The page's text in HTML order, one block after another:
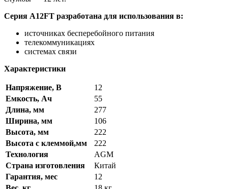
Серия A12FT разработана для использования в:
источниках бесперебойного питания
телекоммуникациях
системах связи
Характеристики
Напряжение, В
12
Емкость, Ач
55
Длина, мм
277
Ширина, мм
106
Высота, мм
222
Высота с клеммой,мм
222
Технология
AGM
Страна изготовления
Китай
Гарантия, мес
12